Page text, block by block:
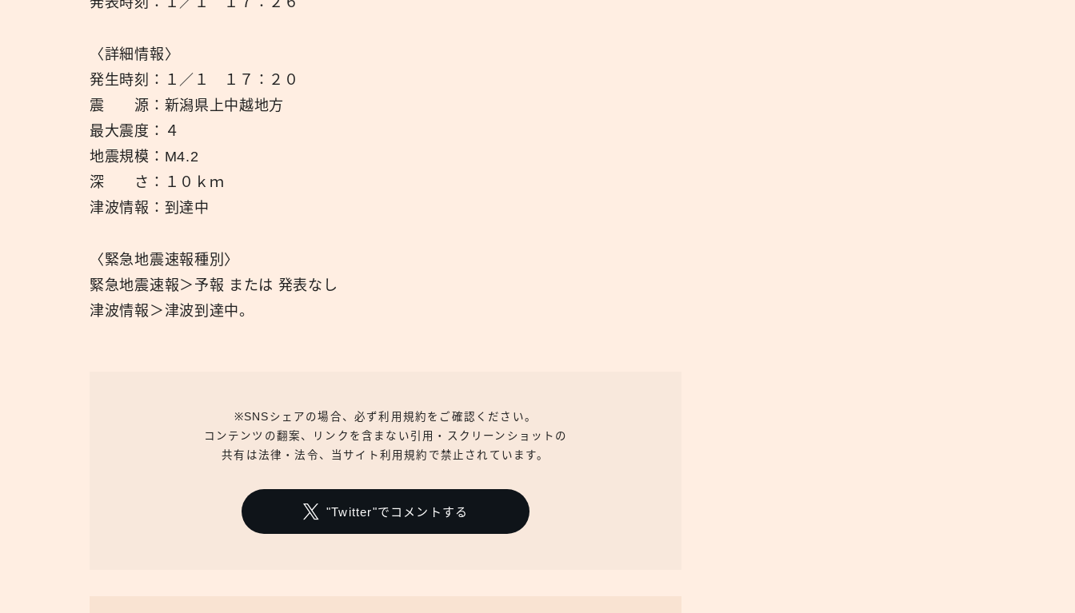
〈詳細情報〉
発生時刻：１／１ １７：２０
震 源：新潟県上中越地方
最大震度：４
地震規模：M4.2
深 さ：１０ｋｍ
津波情報：到達中
〈緊急地震速報種別〉
緊急地震速報＞予報 または 発表なし
津波情報＞津波到達中。
※SNSシェアの場合、必ず利用規約をご確認ください。
コンテンツの翻案、リンクを含まない引用・スクリーンショットの
共有は法律・法令、当サイト利用規約で禁止されています。
"Twitter"でコメントする